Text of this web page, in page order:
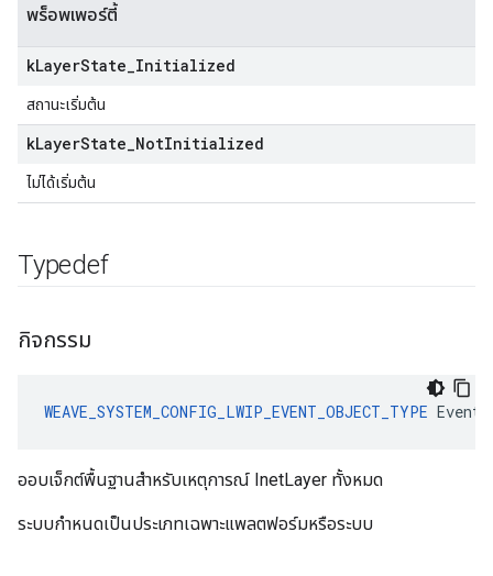
พร็อพเพอร์ตี้
kLayerState Initialized
สถานะเริ่มต้น
kLayerState NotInitialized
ไม่ได้เริ่มต้น
Typedef
กิจกรรม
WEAVE_SYSTEM_CONFIG_LWIP_EVENT_OBJECT_TYPE Event
ออบเจ็กต์พื้นฐานสำหรับเหตุการณ์ InetLayer ทั้งหมด
ระบบกำหนดเป็นประเภทเฉพาะแพลตฟอร์มหรือระบบ